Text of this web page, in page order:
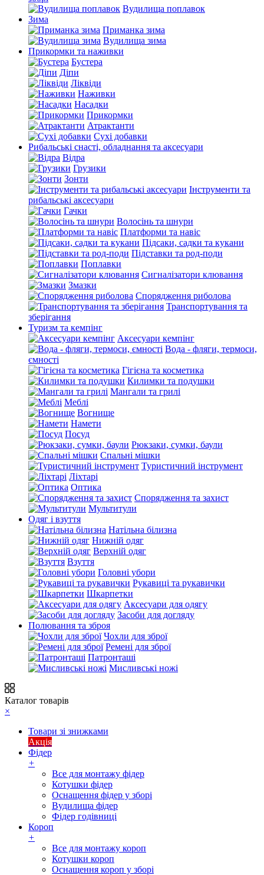
Вудилища поплавок
Зима
Приманка зима
Вудилища зима
Прикормки та наживки
Бустера
Діпи
Ліквіди
Наживки
Насадки
Прикормки
Атрактанти
Сухі добавки
Рибальські снасті, обладнання та аксесуари
Відра
Грузики
Зонти
Інструменти та
рибальські аксесуари
Гачки
Волосінь та шнури
Платформи та навіс
Підсаки, садки та кукани
Підставки та род-поди
Поплавки
Сигналізатори клювання
Змазки
Спорядження риболова
Транспортування та
зберігання
Туризм та кемпінг
Аксесуари кемпінг
Вода - фляги, термоси,
ємності
Гігієна та косметика
Килимки та подушки
Мангали та грилі
Меблі
Вогнище
Намети
Посуд
Рюкзаки, сумки, баули
Спальні мішки
Туристичний інструмент
Ліхтарі
Оптика
Спорядження та захист
Мультитули
Одяг і взуття
Натільна білизна
Нижній одяг
Верхній одяг
Взуття
Головні убори
Рукавиці та рукавички
Шкарпетки
Аксесуари для одягу
Засоби для догляду
Полювання та зброя
Чохли для зброї
Ремені для зброї
Патронташі
Мисливські ножі
Каталог товарів
×
Товари зі знижками
Акція
Фідер
+
Все для монтажу фідер
Котушки фідер
Оснащення фідер у зборі
Вудилища фідер
Фідер годівниці
Короп
+
Все для монтажу короп
Котушки короп
Оснащення короп у зборі